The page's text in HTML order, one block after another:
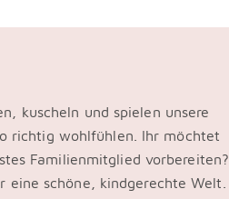
kuscheln und spielen unsere
richtig wohlfühlen. Ihr möchtet
Familienmitglied vorbereiten?
eine schöne, kindgerechte Welt.